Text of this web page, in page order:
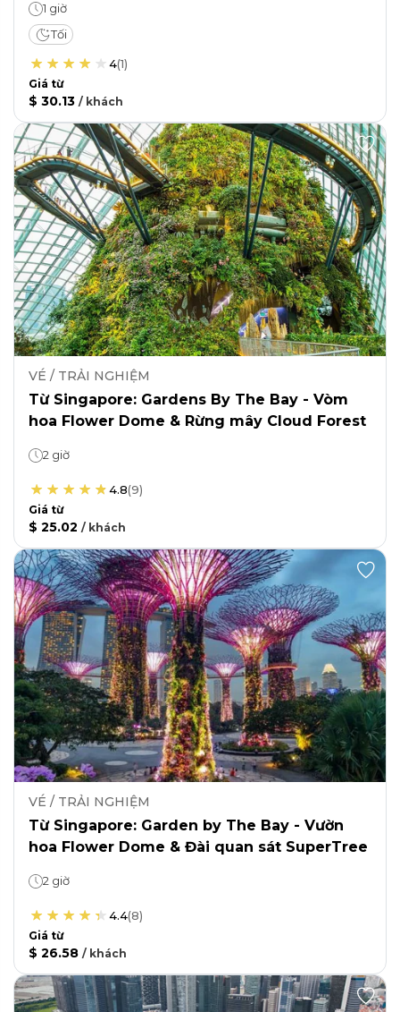
1 giờ
Tối
4(1)
Giá từ
$ 30.13 / khách
VÉ / TRẢI NGHIỆM
Từ Singapore: Gardens By The Bay - Vòm
hoa Flower Dome & Rừng mây Cloud Forest
2 giờ
4.8(9)
Giá từ
$ 25.02 / khách
VÉ / TRẢI NGHIỆM
Từ Singapore: Garden by The Bay - Vườn
hoa Flower Dome & Đài quan sát SuperTree
2 giờ
4.4(8)
Giá từ
$ 26.58 / khách